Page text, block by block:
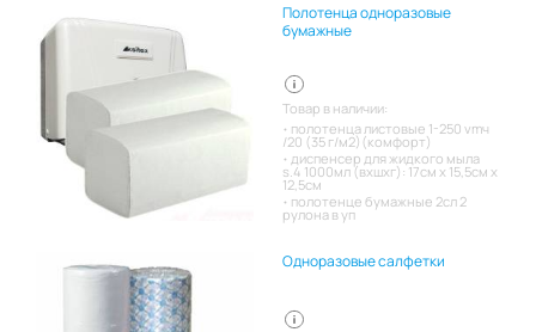
Полотенца одноразовые
бумажные
Товар в наличии:
полотенца листовые 1-250 vmч
/20 (35 г/м2)(комфорт)
диспенсер для жидкого мыла
s.4 1000мл (вхшхг): 17см x 15,5см x
12,5см
полотенце бумажные 2сл 2
рулона в уп
Одноразовые салфетки